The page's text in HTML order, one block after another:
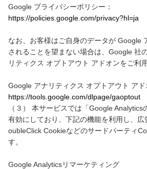
Google プライバシーポリシー：
https://policies.google.com/privacy?hl=ja
なお、お客様はご自身のデータが Google
されることを望まない場合は、Google 社
リティクス オプトアウト アドオンをご利
Google アナリティクス オプトアウト アド
https://tools.google.com/dlpage/gaoptout
（３） 本サービスでは「Google Analytics
有効にしており、下記の機能を利用し、
oubleClick Cookieなどのサードパーティ
す。
Google Analyticsリマーケティング